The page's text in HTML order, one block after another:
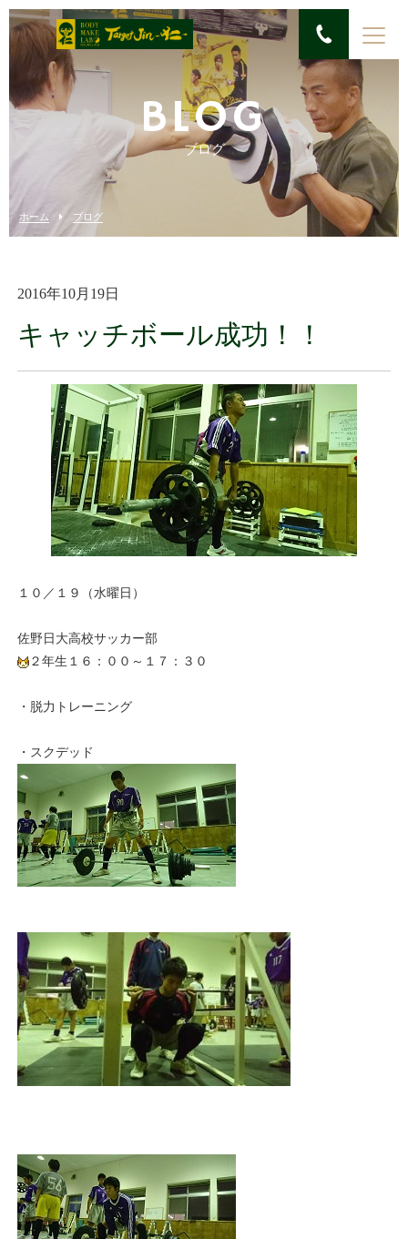
BLOG
ブログ
ホーム ブログ
2016年10月19日
キャッチボール成功！！
１０／１９（水曜日）
佐野日大高校サッカー部
２年生１６：００～１７：３０
・脱力トレーニング
・スクデッド